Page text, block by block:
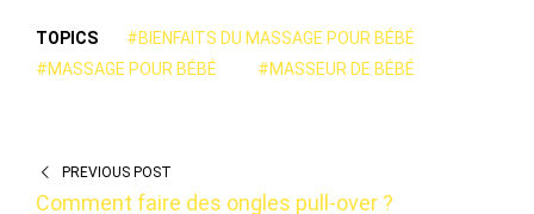
TOPICS
#BIENFAITS DU MASSAGE POUR BÉBÉ
#MASSAGE POUR BÉBÉ
#MASSEUR DE BÉBÉ
PREVIOUS POST
Comment faire des ongles pull-over ?